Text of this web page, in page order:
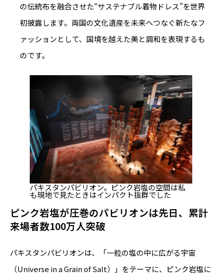
の伝統布を融合させた“サステナブル着物ドレス”を世界
初披露します。両国の文化遺産を未来へつなぐ新たなフ
ァッションとして、国境を越えた美と調和を表現するも
のです。
パキスタンパビリオン。ピンク岩塩の空間は私
も現地で見たときはインパクト抜群でした
ピンク岩塩が圧巻のパビリオンは先日、累計
来場者数100万人突破
パキスタンパビリオンは、「一粒の塩の中に広がる宇宙
（Universe in a Grain of Salt）」をテーマに、ピンク岩塩に